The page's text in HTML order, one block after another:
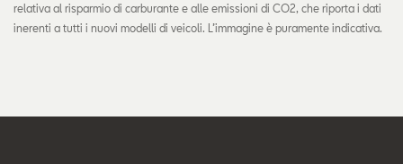
relativa al risparmio di carburante e alle emissioni di CO2, che riporta i dati
inerenti a tutti i nuovi modelli di veicoli. L’immagine è puramente indicativa.